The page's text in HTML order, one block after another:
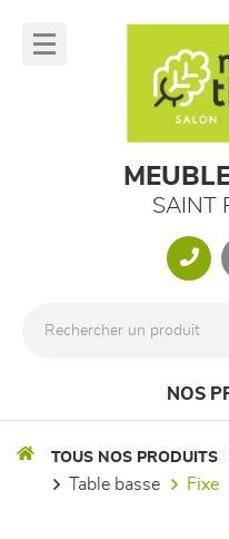
SAINT
NOS
TOUS NOS PRODUITS
table basse
fixe